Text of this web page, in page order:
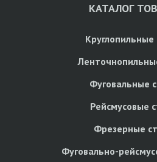
КАТАЛОГ
Круглопильные
Фуговальные
Рейсмусовые
Фрезерные
Фуговально-